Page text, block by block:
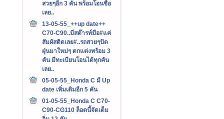
สวยๆอีก 3 คัน พร้อมโอนชื่อ
เลย..
13-05-55_++up date++
C70-C90..มีสต๊ารท์มือ#แค่
สัมผัสติดเลย#..รถสวยๆปัด
ฝุ่นมาใหม่ๆ ตกแต่งพร้อม 3
คัน มีทะเบียนโอนได้ทุกคัน
เลย..
05-05-55_Honda C มี Up
date เพิ่มเติมอีก 5 คัน
01-05-55_Honda C C70-
C90-CG110 ล็อตนี้จัดเต็ม